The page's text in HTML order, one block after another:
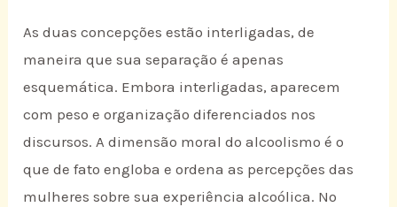
As duas concepções estão interligadas, de
maneira que sua separação é apenas
esquemática. Embora interligadas, aparecem
com peso e organização diferenciados nos
discursos. A dimensão moral do alcoolismo é o
que de fato engloba e ordena as percepções das
mulheres sobre sua experiência alcoólica. No